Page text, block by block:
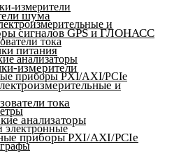
измерители
и
тока
анализаторы
приборы PXI/AXI/PCIe
электронные
шума
сигналов GPS и ГЛОНАСС
питания
измерители
и
тока
анализаторы
приборы PXI/AXI/PCIe